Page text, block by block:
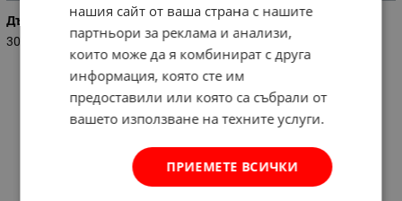
Дължина (м)
300
нашия сайт от ваша страна с нашите
партньори за реклама и анализи,
които може да я комбинират с друга
информация, която сте им
предоставили или която са събрали от
вашето използване на техните услуги.
ПРИЕМЕТЕ ВСИЧКИ